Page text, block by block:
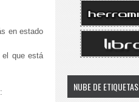
en estado
el que está
NUBE DE ETIQUETAS